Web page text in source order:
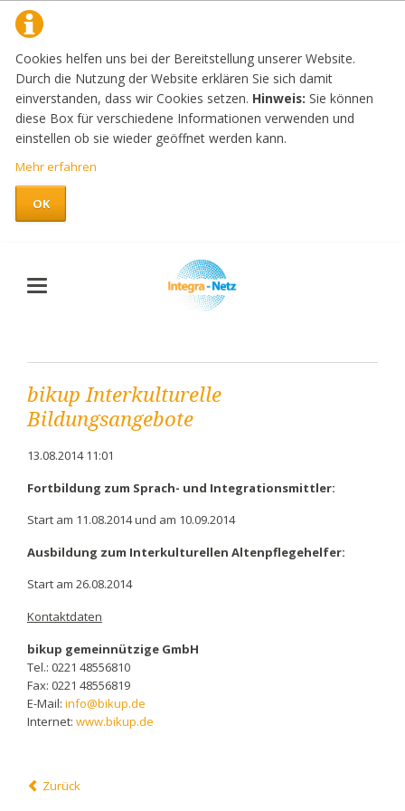
Cookies helfen uns bei der Bereitstellung unserer Website.
Durch die Nutzung der Website erklären Sie sich damit
einverstanden, dass wir Cookies setzen. Hinweis: Sie können
diese Box für verschiedene Informationen verwenden und
einstellen ob sie wieder geöffnet werden kann.
Mehr erfahren
OK
bikup Interkulturelle
Bildungsangebote
13.08.2014 11:01
Fortbildung zum Sprach- und Integrationsmittler:
Start am 11.08.2014 und am 10.09.2014
Ausbildung zum Interkulturellen Altenpflegehelfer:
Start am 26.08.2014
Kontaktdaten
bikup gemeinnützige GmbH
Tel.: 0221 48556810
Fax: 0221 48556819
E-Mail: info@bikup.de
Internet: www.bikup.de
Zurück